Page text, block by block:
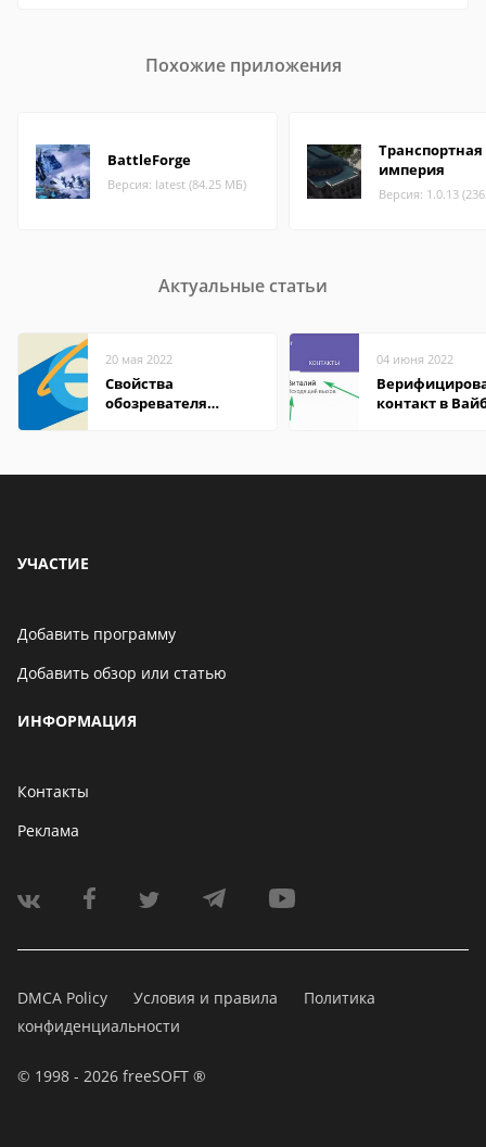
Похожие приложения
BattleForge
Версия: latest (84.25 МБ)
Транспортная
империя
Версия: 1.0.13
Актуальные статьи
20 мая 2022
Свойства
обозревателя
04 июня 2022
контакт в
УЧАСТИЕ
Добавить программу
Добавить обзор или статью
ИНФОРМАЦИЯ
Контакты
Реклама
DMCA Policy Условия и правила
Политика
конфиденциальности
© 1998 - 2026 freeSOFT ®